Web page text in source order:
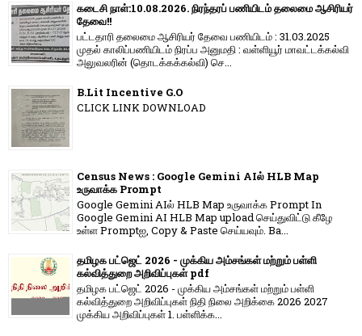
கடைசி நாள்:10.08.2026. நிரந்தரப் பணியிடம் தலைமை ஆசிரியர்
தேவை!!
பட்டதாரி தலைமை ஆசிரியர் தேவை பணியிடம் : 31.03.2025
முதல் காலிப்பணியிடம் நிரப்ப அனுமதி : வள்ளியூர் மாவட்டக்கல்வி
அலுவலரின் (தொடக்கக்கல்வி) செ...
B.Lit Incentive G.O
CLICK LINK DOWNLOAD
Census News : Google Gemini AIல் HLB Map
உருவாக்க Prompt
Google Gemini AIல் HLB Map உருவாக்க Prompt In
Google Gemini AI HLB Map upload செய்துவிட்டு கீழே
உள்ள Promptஐ, Copy & Paste செய்யவும். Ba...
தமிழக பட்ஜெட் 2026 - முக்கிய அம்சங்கள் மற்றும் பள்ளி
கல்வித்துறை அறிவிப்புகள் pdf
தமிழக பட்ஜெட் 2026 - முக்கிய அம்சங்கள் மற்றும் பள்ளி
கல்வித்துறை அறிவிப்புகள் நிதி நிலை அறிக்கை 2026 2027
முக்கிய அறிவிப்புகள் 1. பள்ளிக்க...